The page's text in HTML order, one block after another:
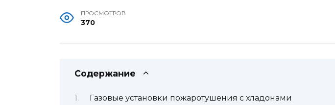
ПРОСМОТРОВ
370
Содержание
Газовые установки пожаротушения с хладонами